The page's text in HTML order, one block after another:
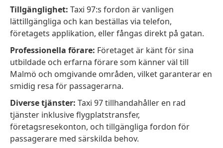
Tillgänglighet: Taxi 97:s fordon är vanligen
lättillgängliga och kan beställas via telefon,
företagets applikation, eller fångas direkt på gatan.
Professionella förare: Företaget är känt för sina
utbildade och erfarna förare som känner väl till
Malmö och omgivande områden, vilket garanterar en
smidig resa för passagerarna.
Diverse tjänster: Taxi 97 tillhandahåller en rad
tjänster inklusive flygplatstransfer,
företagsresekonton, och tillgängliga fordon för
passagerare med särskilda behov.